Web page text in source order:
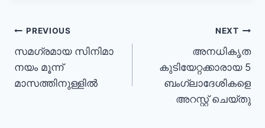
PREVIOUS
സമഗ്രമായ സിനിമാ
നയം മൂന്ന്
മാസത്തിനുള്ളിൽ
NEXT
അനധികൃത
കുടിയേറ്റക്കാരായ 5
ബംഗ്ലാദേശികളെ
അറസ്റ്റ് ചെയ്തു